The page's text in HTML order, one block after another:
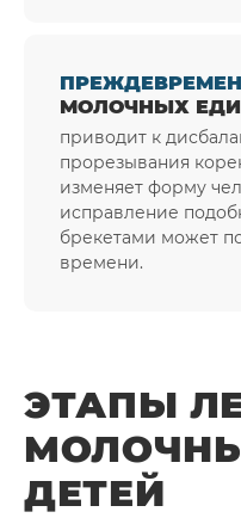
МОЛОЧНЫХ
приводит к
прорезывания
изменяет форму
исправление
брекетами может
времени.
ЭТАПЫ
ДЕТЕЙ